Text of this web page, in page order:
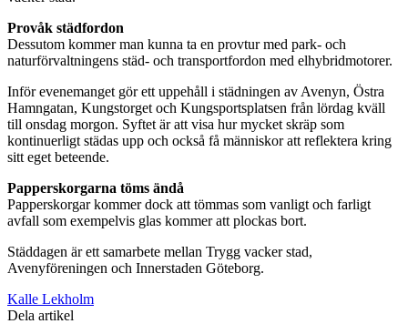
Provåk städfordon
Dessutom kommer man kunna ta en provtur med park- och
naturförvaltningens städ- och transportfordon med elhybridmotorer.
Inför evenemanget gör ett uppehåll i städningen av Avenyn, Östra
Hamngatan, Kungstorget och Kungsportsplatsen från lördag kväll
till onsdag morgon. Syftet är att visa hur mycket skräp som
kontinuerligt städas upp och också få människor att reflektera kring
sitt eget beteende.
Papperskorgarna töms ändå
Papperskorgar kommer dock att tömmas som vanligt och farligt
avfall som exempelvis glas kommer att plockas bort.
Städdagen är ett samarbete mellan Trygg vacker stad,
Avenyföreningen och Innerstaden Göteborg.
Kalle Lekholm
Dela artikel